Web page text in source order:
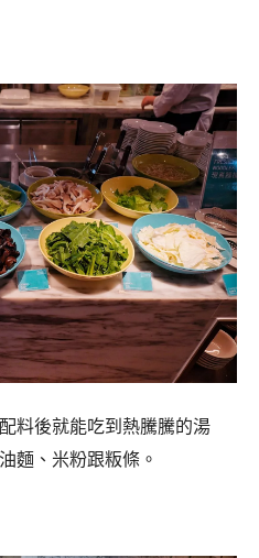
料後就能吃到熱騰騰的湯
麵、米粉跟粄條。